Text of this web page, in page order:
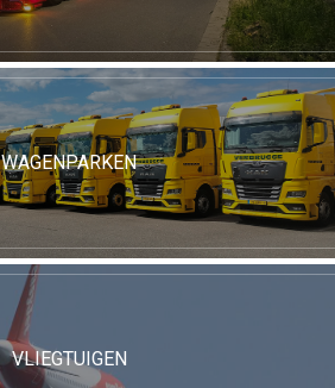
WAGENPARKEN
VLIEGTUIGEN